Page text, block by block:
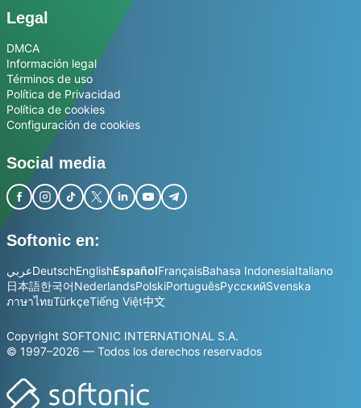
Legal
DMCA
Información legal
Términos de uso
Política de Privacidad
Política de cookies
Configuración de cookies
Social media
Softonic en:
عربيDeutschEnglishEspañolFrançaisBahasa IndonesiaItaliano
日本語한국어NederlandsPolskiPortuguêsРусскийSvenska
ภาษาไทยTürkçeTiếng Việt中文
Copyright SOFTONIC INTERNATIONAL S.A.
© 1997–2026 — Todos los derechos reservados